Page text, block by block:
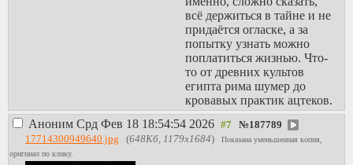
всё держиться в тайне и не
придаётся огласке, а за
попытку узнать можно
поплатиться жизнью. Что-
то от древних культов
египта рима шумер до
кровавых практик ацтеков.
Аноним Срд Фев 18 18:54:54 2026 №187789
17714300949640.jpg (648Кб, 1179x1684)
Показана уменьшенная копия,
оригинал по клику.